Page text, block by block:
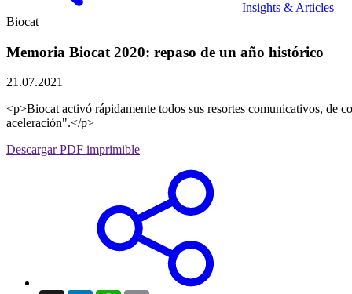
Insights & Articles
Biocat
Memoria Biocat 2020: repaso de un año histórico
21.07.2021
<p>Biocat activó rápidamente todos sus resortes comunicativos, de
aceleración".</p>
Descargar PDF imprimible